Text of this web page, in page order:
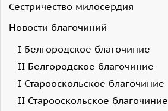
Сестричество милосердия
Новости благочиний
I Белгородское благочиние
II Белгородское благочиние
I Старооскольское благочиние
II Старооскольское благочиние